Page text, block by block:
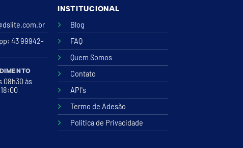
: 43 99942-
08h30 às
INSTITUCIONAL
Blog
FAQ
Quem Somos
Contato
API's
Termo de Adesão
Politica de Privacidade